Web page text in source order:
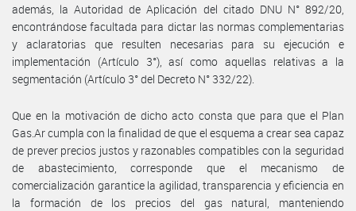
además, la Autoridad de Aplicación del citado DNU N° 892/20,
encontrándose facultada para dictar las normas complementarias
y aclaratorias que resulten necesarias para su ejecución e
implementación (Artículo 3°), así como aquellas relativas a la
segmentación (Artículo 3° del Decreto N° 332/22).
Que en la motivación de dicho acto consta que para que el Plan
Gas.Ar cumpla con la finalidad de que el esquema a crear sea capaz
de prever precios justos y razonables compatibles con la seguridad
de abastecimiento, corresponde que el mecanismo de
comercialización garantice la agilidad, transparencia y eficiencia en
la formación de los precios del gas natural, manteniendo